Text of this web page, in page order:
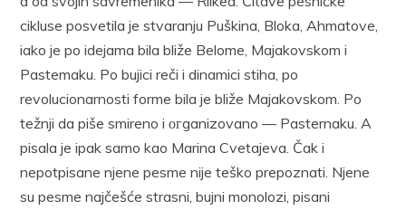
cikluse posvetila je stvaranju Puškina, Bloka, Ahmatove,
iako je po idejama bila bliže Belome, Majakovskom i
Pastemaku. Po bujici reči i dinamici stiha, po
revolucionarnosti forme bila je bliže Majakovskom. Po
težnji da piše smireno i огganizovano — Pasternaku. A
pisala je ipak samo kao Marina Cvetajeva. Čak i
nepotpisane njene pesme nije teško prepoznati. Njene
su pesme najčešće strasni, bujni monolozi, pisani